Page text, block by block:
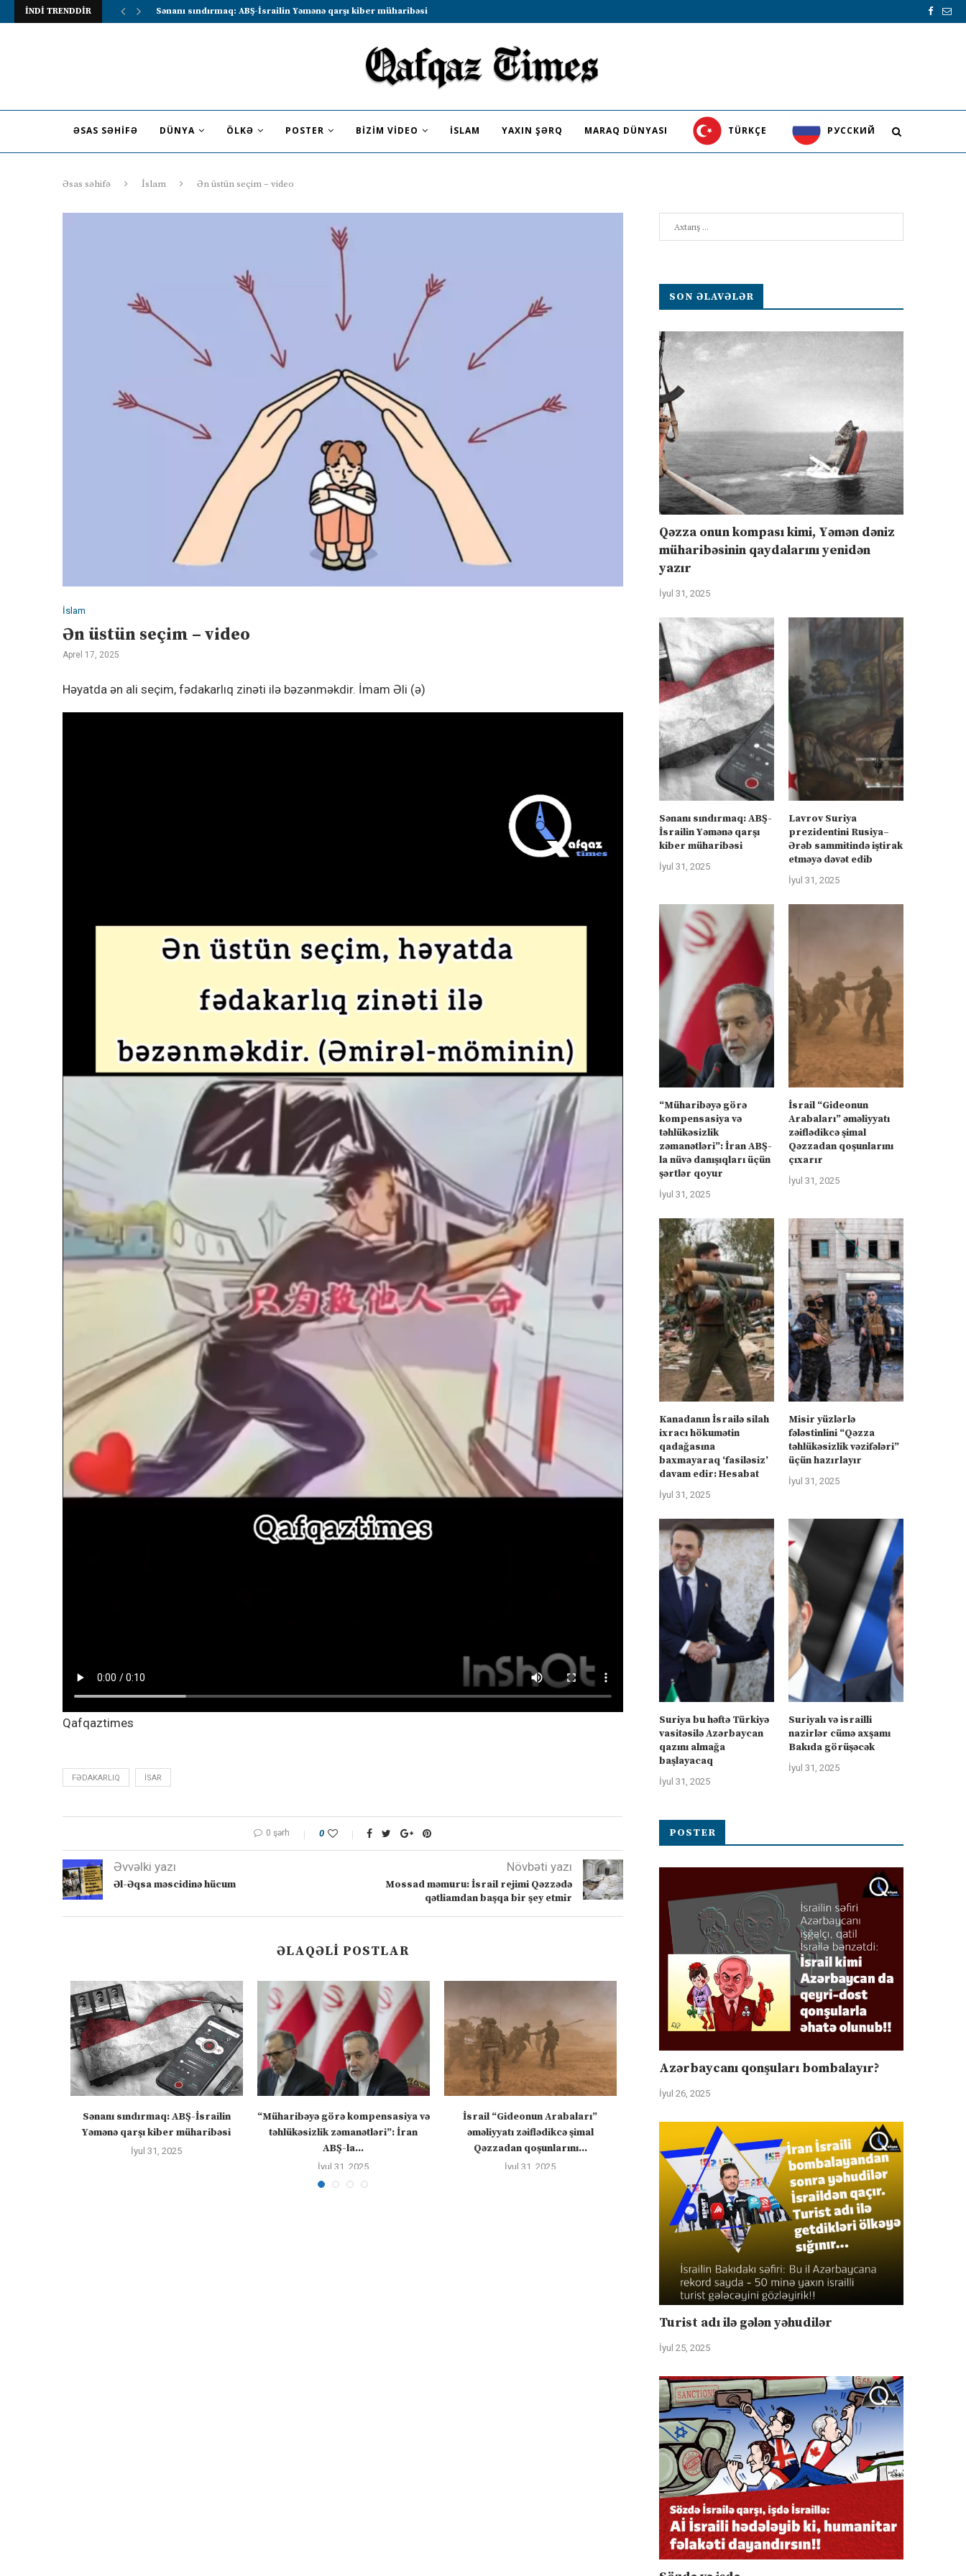
İNDİ TRENDDİR Lavrov Suriya prezidentini Rusiya–Ərəb sammitində iştirak etməyə dəvət...
ƏSAS SƏHIFƏ DÜNYA ÖLKƏ POSTER BIZIM VIDEO İSLAM YAXIN ŞƏRQ MARAQ DÜNYASI TÜRKÇE PУССКИЙ
Əsas səhifə İslam Ən üstün seçim – video
İslam
Ən üstün seçim – video
Aprel 17, 2025
Həyatda ən ali seçim, fədakarlıq zinəti ilə bəzənməkdir. İmam Əli (ə)
Qafqaztimes
FƏDAKARLIQ İSAR
0 şərh 0
Əvvəlki yazı
Əl-Əqsa məscidinə hücum
Növbəti yazı
Mossad məmuru: İsrail rejimi Qəzzədə
qətliamdan başqa bir şey etmir
ƏLAQƏLI POSTLAR
Sənanı sındırmaq: ABŞ-İsrailin
Yəmənə qarşı kiber müharibəsi
İyul 31, 2025
“Müharibəyə görə kompensasiya və
təhlükəsizlik zəmanətləri”: İran
ABŞ-la...
İyul 31, 2025
İsrail “Gideonun Arabaları”
əməliyyatı zəiflədikcə şimal
Qəzzadan qoşunlarını...
İyul 31, 2025
təhlükəsizlik vəzifələri” üçün
hazırlayır
İyul 31, 2025
axşamı Bakıda görüşəcək
İyul 31, 2025
SON ƏLAVƏLƏR
Qəzza onun kompası kimi, Yəmən dəniz
müharibəsinin qaydalarını yenidən
yazır
İyul 31, 2025
Sənanı sındırmaq: ABŞ-
İsrailin Yəmənə qarşı
kiber müharibəsi
İyul 31, 2025
Lavrov Suriya
prezidentini Rusiya–
Ərəb sammitində iştirak
etməyə dəvət edib
İyul 31, 2025
“Müharibəyə görə
kompensasiya və
təhlükəsizlik
zəmanətləri”: İran ABŞ-
la nüvə danışıqları üçün
şərtlər qoyur
İyul 31, 2025
İsrail “Gideonun
Arabaları” əməliyyatı
zəiflədikcə şimal
Qəzzadan qoşunlarını
çıxarır
İyul 31, 2025
Kanadanın İsrailə silah
ixracı hökumətin
qadağasına
baxmayaraq ‘fasiləsiz’
davam edir: Hesabat
İyul 31, 2025
Misir yüzlərlə
fələstinlini “Qəzza
təhlükəsizlik vəzifələri”
üçün hazırlayır
İyul 31, 2025
Suriya bu həftə Türkiyə
vasitəsilə Azərbaycan
qazını almağa
başlayacaq
İyul 31, 2025
Suriyalı və israilli
nazirlər cümə axşamı
Bakıda görüşəcək
İyul 31, 2025
POSTER
Azərbaycanı qonşuları bombalayır?
İyul 26, 2025
Turist adı ilə gələn yəhudilər
İyul 25, 2025